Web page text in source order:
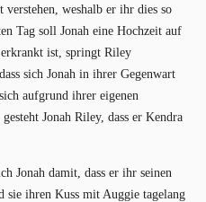
weshalb er ihr dies so
Tag soll Jonah eine Hochzeit auf
ist, springt Riley
sich Jonah in ihrer Gegenwart
aufgrund ihrer eigenen
Jonah Riley, dass er Kendra
Jonah damit, dass er ihr seinen
ihren Kuss mit Auggie tagelang